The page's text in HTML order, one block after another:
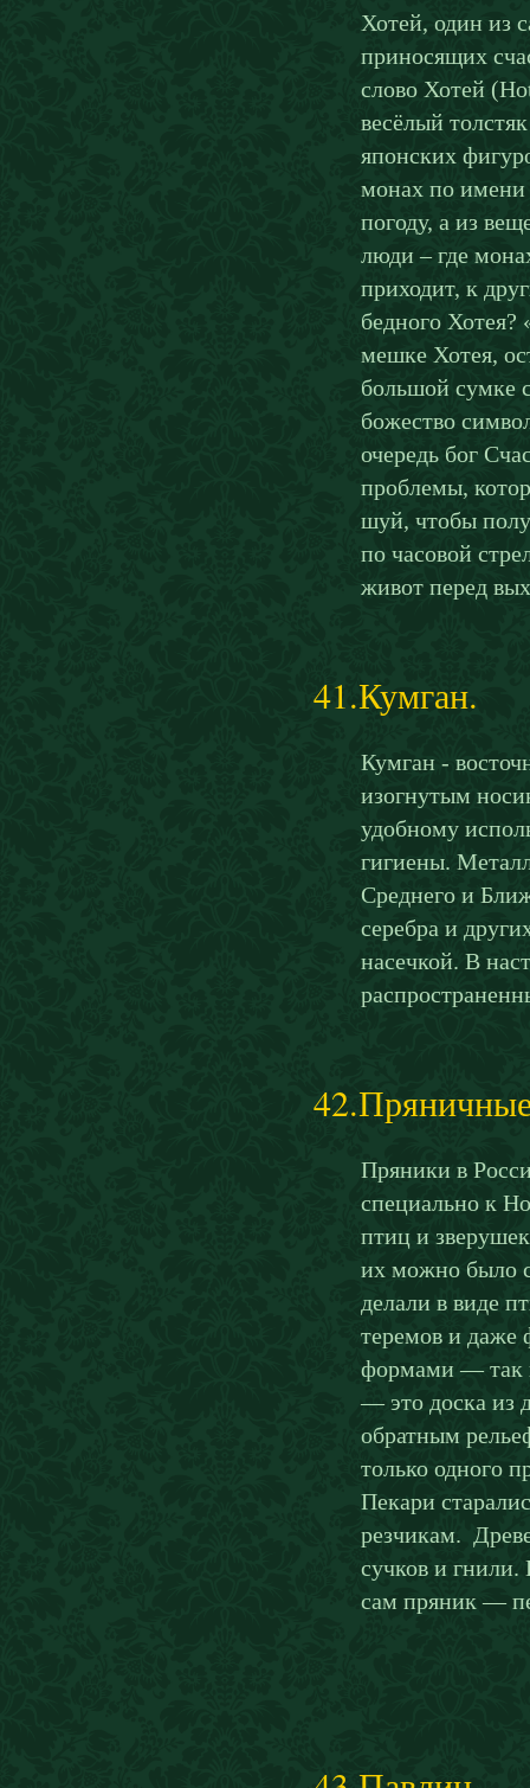
Хотей, один из
приносящих
слово Хотей
весёлый
японских
монах по имени
погоду, а из
люди – где
приходит, к
бедного
мешке Хотея,
большой сумке
божество
очередь бог
проблемы,
шуй, чтобы
по часовой
живот перед
41.Кумган.
Кумган -
изогнутым
удобному
гигиены.
Среднего и
серебра и
насечкой. В
Пряники в
специально к
птиц и
их можно было
делали в виде
теремов и даже
формами — так
— это доска из
обратным
только одного
Пекари
резчикам.
сучков и гнили.
сам пряник —